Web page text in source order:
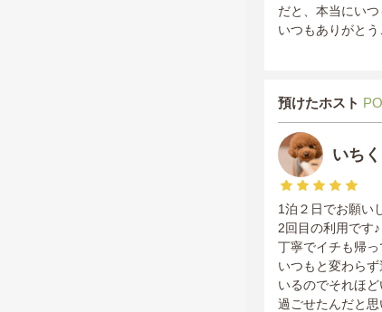
だと、本当にいつ
いつもありがと
預けたホスト
いち
1泊２日でお願い
2回目の利用です
丁寧でイチも帰っ
いつもと変わら
いるのでそれほ
過ごせたんだと思